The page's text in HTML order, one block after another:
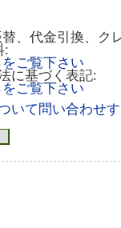
、代金引換、ク
:
ご覧下さい
に基づく表記:
ご覧下さい
いて問い合わせ